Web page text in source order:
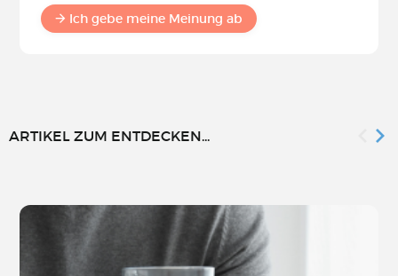
Ich gebe meine Meinung ab
ARTIKEL ZUM ENTDECKEN...